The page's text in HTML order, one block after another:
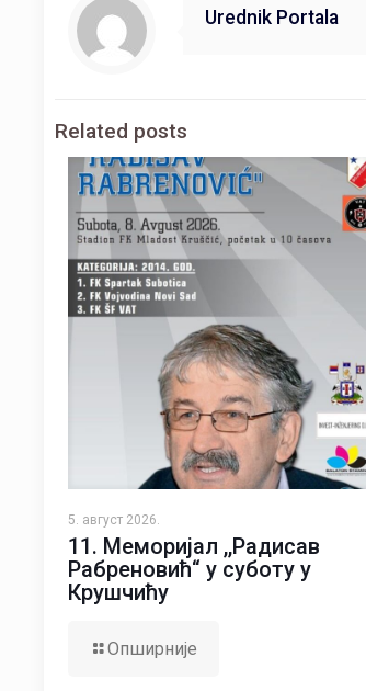
Urednik Portala
Related posts
5. август 2026.
11. Меморијал ,,Радисав
Рабреновић“ у суботу у
Крушчићу
Опширније